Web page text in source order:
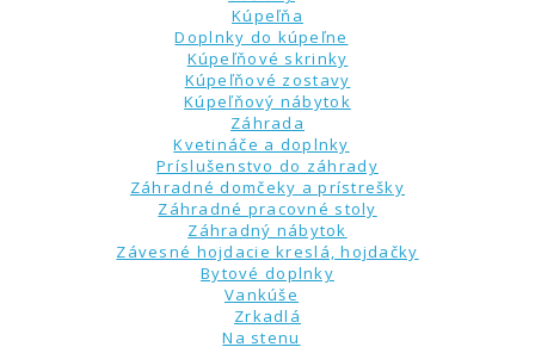
Kúpeľňa
Doplnky do kúpeľne
Kúpeľňové skrinky
Kúpeľňové zostavy
Kúpeľňový nábytok
Záhrada
Kvetináče a doplnky
Príslušenstvo do záhrady
Záhradné domčeky a prístrešky
Záhradné pracovné stoly
Záhradný nábytok
Závesné hojdacie kreslá, hojdačky
Bytové doplnky
Vankúše
Zrkadlá
Na stenu